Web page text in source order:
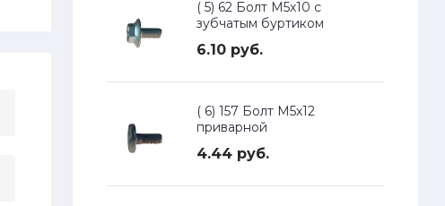
( 5) 62 Болт М5х10 с
зубчатым буртиком
6.10 руб.
( 6) 157 Болт М5х12
приварной
4.44 руб.